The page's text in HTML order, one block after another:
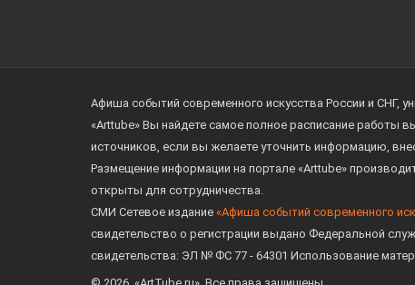
Афиша событий современного искусства России и СНГ,
«Arttube» Вы найдете самое полное расписание работы
источников, если вы желаете уточнить информацию,
Размещение информации на портале «Arttube»
открыты для сотрудничества.
СМИ Сетевое издание «Афиша событий современного
свидетельство о регистрации выдано Федеральной
свидетельства: ЭЛ № ФС 77 - 64301 Использование
© 2026. «ArtTube.ru». Все права защищены.